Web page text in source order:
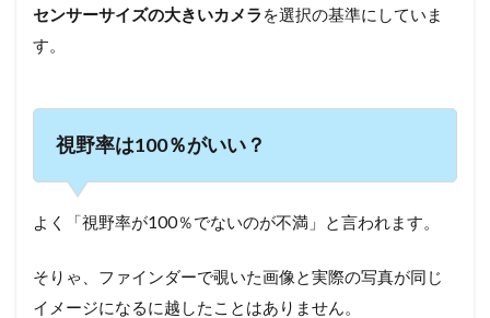
センサーサイズの大きいカメラを選択の基準にしていま
す。
視野率は100％がいい？
よく「視野率が100％でないのが不満」と言われます。
そりゃ、ファインダーで覗いた画像と実際の写真が同じ
イメージになるに越したことはありません。